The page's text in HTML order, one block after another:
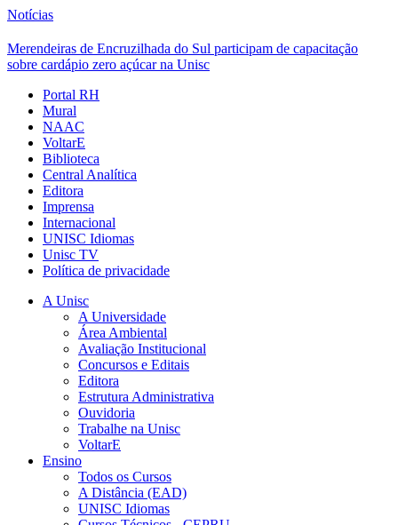
Notícias
Merendeiras de Encruzilhada do Sul participam de capacitação
sobre cardápio zero açúcar na Unisc
Portal RH
Mural
NAAC
VoltarE
Biblioteca
Central Analítica
Editora
Imprensa
Internacional
UNISC Idiomas
Unisc TV
Política de privacidade
A Unisc
A Universidade
Área Ambiental
Avaliação Institucional
Concursos e Editais
Editora
Estrutura Administrativa
Ouvidoria
Trabalhe na Unisc
VoltarE
Ensino
Todos os Cursos
A Distância (EAD)
UNISC Idiomas